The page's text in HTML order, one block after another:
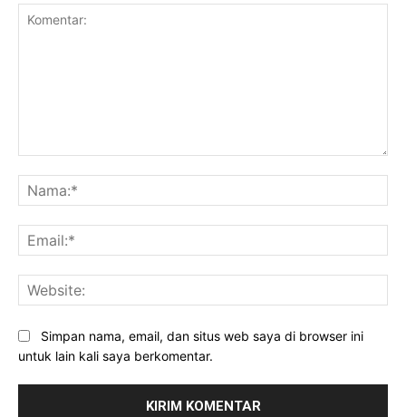
Simpan nama, email, dan situs web saya di browser ini
untuk lain kali saya berkomentar.